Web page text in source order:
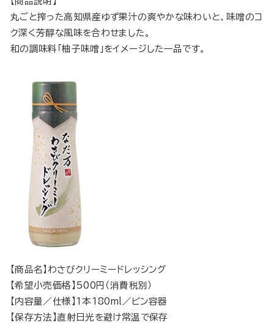
丸ごと搾った高知県産ゆず果汁の爽やかな味わいと、味噌のコ
ク深く芳醇な風味を合わせました。
和の調味料「柚子味噌」をイメージした一品です。
【商品名】わさびクリーミードレッシング
【希望小売価格】500円（消費税別）
【内容量／仕様】1本180ml／ビン容器
【保存方法】直射日光を避け常温で保存